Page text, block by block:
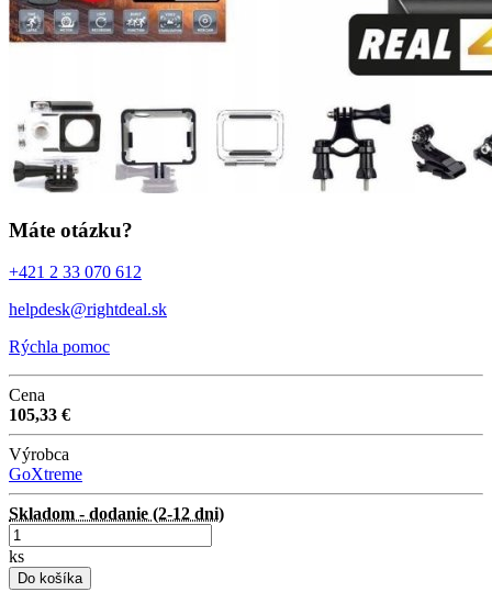
Máte otázku?
+421 2 33 070 612
helpdesk@rightdeal.sk
Rýchla pomoc
Cena
105,33 €
Výrobca
GoXtreme
Skladom - dodanie (2-12 dni)
ks
Do košíka